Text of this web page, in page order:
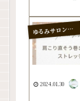
ゆるみサロン 悟空の手
2024.01.30